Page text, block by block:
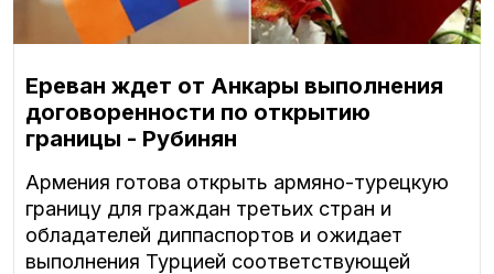
Ереван ждет от Анкары выполнения
договоренности по открытию
границы - Рубинян
Армения готова открыть армяно-турецкую
границу для граждан третьих стран и
обладателей диппаспортов и ожидает
выполнения Турцией соответствующей